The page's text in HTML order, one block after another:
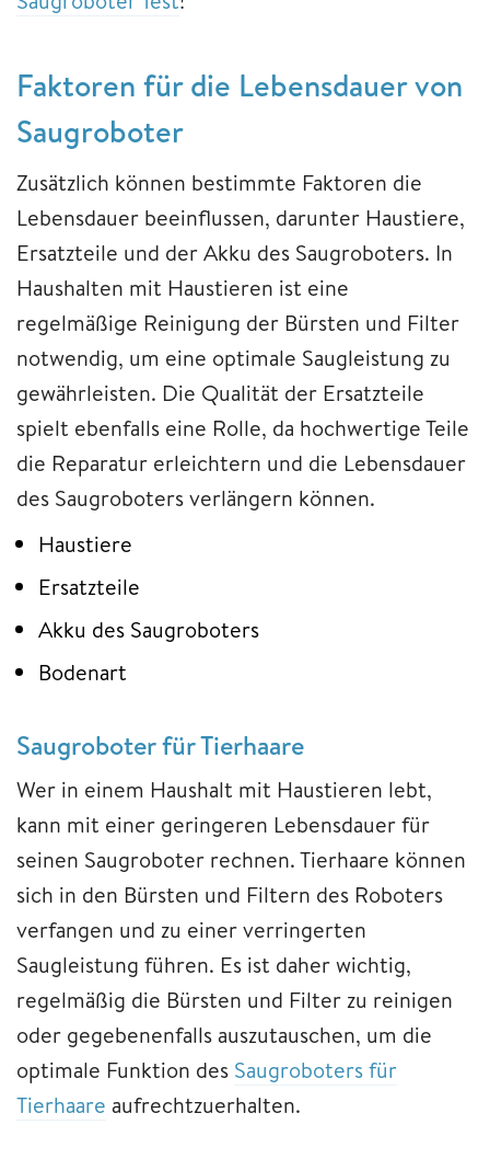
Faktoren für die Lebensdauer von
Saugroboter
Zusätzlich können bestimmte Faktoren die
Lebensdauer beeinflussen, darunter Haustiere,
Ersatzteile und der Akku des Saugroboters. In
Haushalten mit Haustieren ist eine
regelmäßige Reinigung der Bürsten und Filter
notwendig, um eine optimale Saugleistung zu
gewährleisten. Die Qualität der Ersatzteile
spielt ebenfalls eine Rolle, da hochwertige Teile
die Reparatur erleichtern und die Lebensdauer
des Saugroboters verlängern können.
Haustiere
Ersatzteile
Akku des Saugroboters
Bodenart
Saugroboter für Tierhaare
Wer in einem Haushalt mit Haustieren lebt,
kann mit einer geringeren Lebensdauer für
seinen Saugroboter rechnen. Tierhaare können
sich in den Bürsten und Filtern des Roboters
verfangen und zu einer verringerten
Saugleistung führen. Es ist daher wichtig,
regelmäßig die Bürsten und Filter zu reinigen
oder gegebenenfalls auszutauschen, um die
optimale Funktion des Saugroboters für
Tierhaare aufrechtzuerhalten.